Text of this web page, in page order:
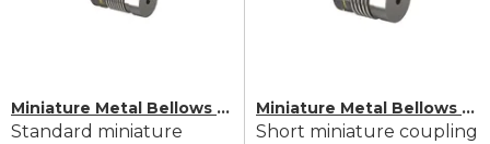
Miniature Metal Bellows Coupling MKM
Standard miniature
Miniature Metal Bellows Coupling MKP
Short miniature coupling